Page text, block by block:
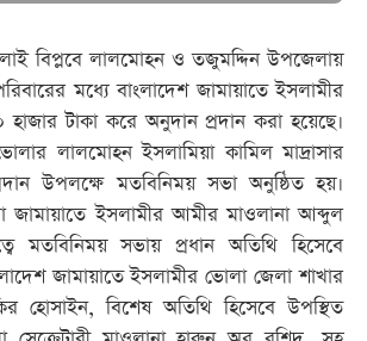
বিপ্লবে লালমোহন ও তজুমদ্দিন উপজেলায়
মধ্যে বাংলাদেশ জামায়াতে ইসলামীর
টাকা করে অনুদান প্রদান করা হয়েছে।
লালমোহন ইসলামিয়া কামিল মাদ্রাসার
উপলক্ষে মতবিনিময় সভা অনুষ্ঠিত হয়।
ইসলামীর আমীর মাওলানা আব্দুল
মতবিনিময় সভায় প্রধান অতিথি হিসেবে
জামায়াতে ইসলামীর ভোলা জেলা শাখার
হোসাইন, বিশেষ অতিথি হিসেবে উপস্থিত